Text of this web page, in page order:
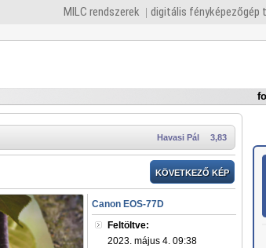
MILC rendszerek digitális fényképezőgép
3,83
Havasi Pál
KÖVETKEZŐ KÉP
Canon EOS-77D
Feltöltve:
2023. május 4. 09:38